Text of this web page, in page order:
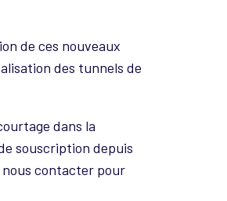
de ces nouveaux
des tunnels de
dans la
souscription depuis
nous contacter pour